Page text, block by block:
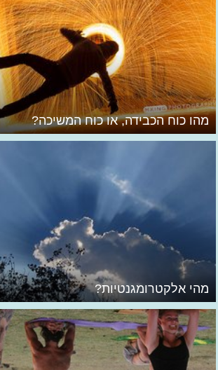
מהו כוח הכבידה, או כוח המשיכה?
מהי אלקטרומגנטיות?